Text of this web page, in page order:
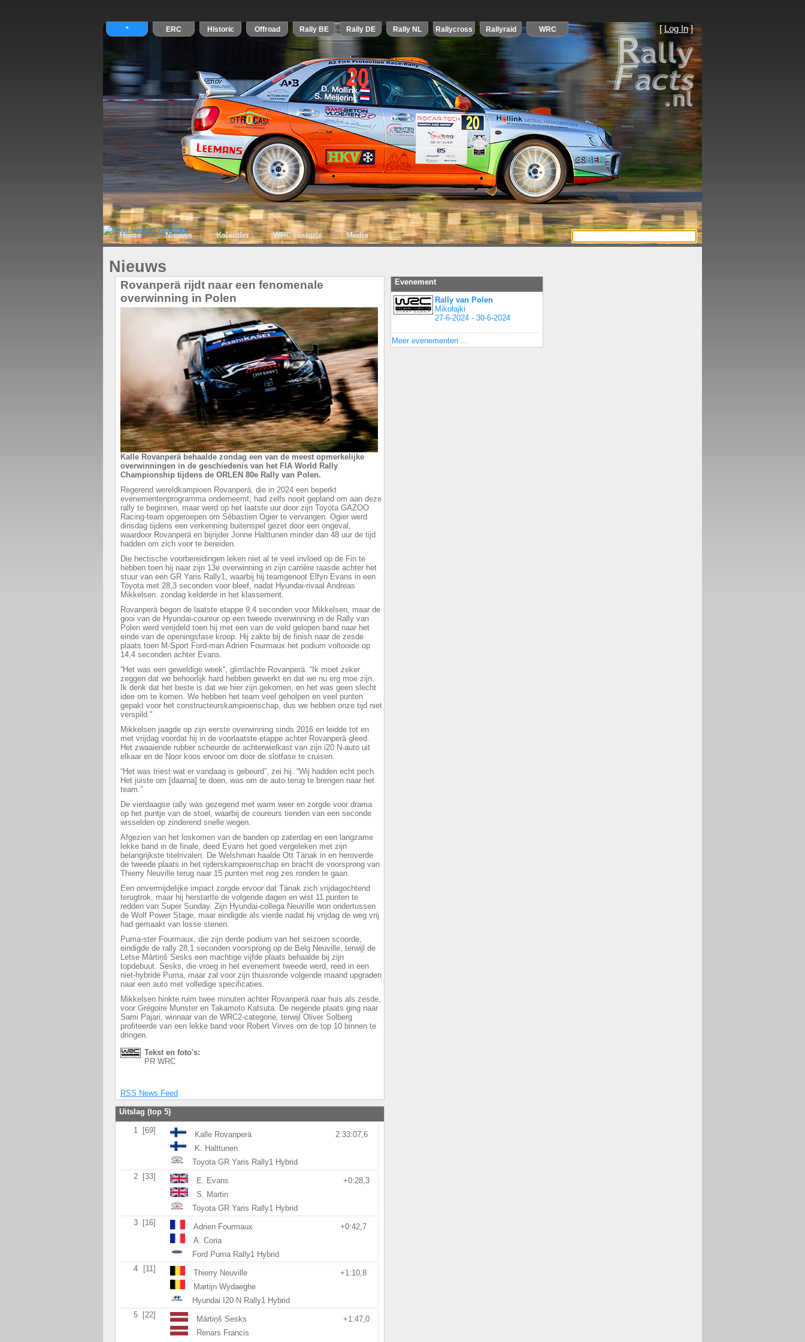
[ Log In]
Home Nieuws Kalender WRC Historie Media
Nieuws
Rovanperä rijdt naar een fenomenale
overwinning in Polen
Kalle Rovanperä behaalde zondag een van de meest opmerkelijke
overwinningen in de geschiedenis van het FIA World Rally
Championship tijdens de ORLEN 80e Rally van Polen.
Regerend wereldkampioen Rovanperä, die in 2024 een beperkt
evenementenprogramma onderneemt, had zelfs nooit gepland om aan deze
rally te beginnen, maar werd op het laatste uur door zijn Toyota GAZOO
Racing-team opgeroepen om Sébastien Ogier te vervangen. Ogier werd
dinsdag tijdens een verkenning buitenspel gezet door een ongeval,
waardoor Rovanperä en bijrijder Jonne Halttunen minder dan 48 uur de tijd
hadden om zich voor te bereiden.
Die hectische voorbereidingen leken niet al te veel invloed op de Fin te
hebben toen hij naar zijn 13e overwinning in zijn carrière raasde achter het
stuur van een GR Yaris Rally1, waarbij hij teamgenoot Elfyn Evans in een
Toyota met 28,3 seconden voor bleef, nadat Hyundai-rivaal Andreas
Mikkelsen. zondag kelderde in het klassement.
Rovanperä begon de laatste etappe 9,4 seconden voor Mikkelsen, maar de
gooi van de Hyundai-coureur op een tweede overwinning in de Rally van
Polen werd verijdeld toen hij met een van de veld gelopen band naar het
einde van de openingsfase kroop. Hij zakte bij de finish naar de zesde
plaats toen M-Sport Ford-man Adrien Fourmaux het podium voltooide op
14,4 seconden achter Evans.
“Het was een geweldige week”, glimlachte Rovanperä. “Ik moet zeker
zeggen dat we behoorlijk hard hebben gewerkt en dat we nu erg moe zijn.
Ik denk dat het beste is dat we hier zijn gekomen, en het was geen slecht
idee om te komen. We hebben het team veel geholpen en veel punten
gepakt voor het constructeurskampioenschap, dus we hebben onze tijd niet
verspild."
Mikkelsen jaagde op zijn eerste overwinning sinds 2016 en leidde tot en
met vrijdag voordat hij in de voorlaatste etappe achter Rovanperä gleed.
Het zwaaiende rubber scheurde de achterwielkast van zijn i20 N-auto uit
elkaar en de Noor koos ervoor om door de slotfase te cruisen.
“Het was triest wat er vandaag is gebeurd”, zei hij. “Wij hadden echt pech.
Het juiste om [daarna] te doen, was om de auto terug te brengen naar het
team.”
De vierdaagse rally was gezegend met warm weer en zorgde voor drama
op het puntje van de stoel, waarbij de coureurs tienden van een seconde
wisselden op zinderend snelle wegen.
Afgezien van het loskomen van de banden op zaterdag en een langzame
lekke band in de finale, deed Evans het goed vergeleken met zijn
belangrijkste titelrivalen. De Welshman haalde Ott Tänak in en heroverde
de tweede plaats in het rijderskampioenschap en bracht de voorsprong van
Thierry Neuville terug naar 15 punten met nog zes ronden te gaan.
Een onvermijdelijke impact zorgde ervoor dat Tänak zich vrijdagochtend
terugtrok, maar hij herstartte de volgende dagen en wist 11 punten te
redden van Super Sunday. Zijn Hyundai-collega Neuville won ondertussen
de Wolf Power Stage, maar eindigde als vierde nadat hij vrijdag de weg vrij
had gemaakt van losse stenen.
Puma-ster Fourmaux, die zijn derde podium van het seizoen scoorde,
eindigde de rally 28,1 seconden voorsprong op de Belg Neuville, terwijl de
Letse Mārtiņš Sesks een machtige vijfde plaats behaalde bij zijn
topdebuut. Sesks, die vroeg in het evenement tweede werd, reed in een
niet-hybride Puma, maar zal voor zijn thuisronde volgende maand upgraden
naar een auto met volledige specificaties.
Mikkelsen hinkte ruim twee minuten achter Rovanperä naar huis als zesde,
voor Grégoire Munster en Takamoto Katsuta. De negende plaats ging naar
Sami Pajari, winnaar van de WRC2-categorie, terwijl Oliver Solberg
profiteerde van een lekke band voor Robert Virves om de top 10 binnen te
dringen.
Tekst en foto's:
PR WRC
RSS News Feed
Uitslag (top 5)
1 [69] Kalle Rovanperä
2:33:07,6
K. Halttunen
Toyota GR Yaris Rally1 Hybrid
2
[33] E. Evans
+0:28,3
S. Martin
Toyota GR Yaris Rally1 Hybrid
3
[16] Adrien Fourmaux
+0:42,7
A. Coria
Ford Puma Rally1 Hybrid
4
[11] Thierry Neuville
+1:10,8
Martijn Wydaeghe
Hyundai I20 N Rally1 Hybrid
5
[22] Mārtiņš Sesks
+1:47,0
Renars Francis
Evenement
Rally van Polen
Mikołajki
27-6-2024 - 30-6-2024
Meer evenementen ...